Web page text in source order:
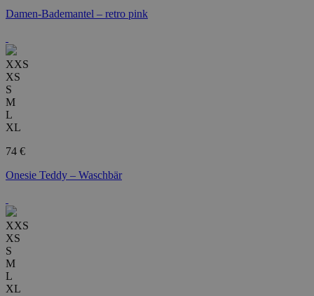
Damen-Bademantel – retro pink
XXS
XS
S
M
L
XL
74 €
Onesie Teddy – Waschbär
XXS
XS
S
M
L
XL